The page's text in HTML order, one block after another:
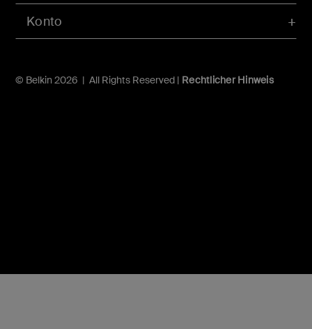
Konto
© Belkin 2026 | All Rights Reserved | Rechtlicher Hinweis